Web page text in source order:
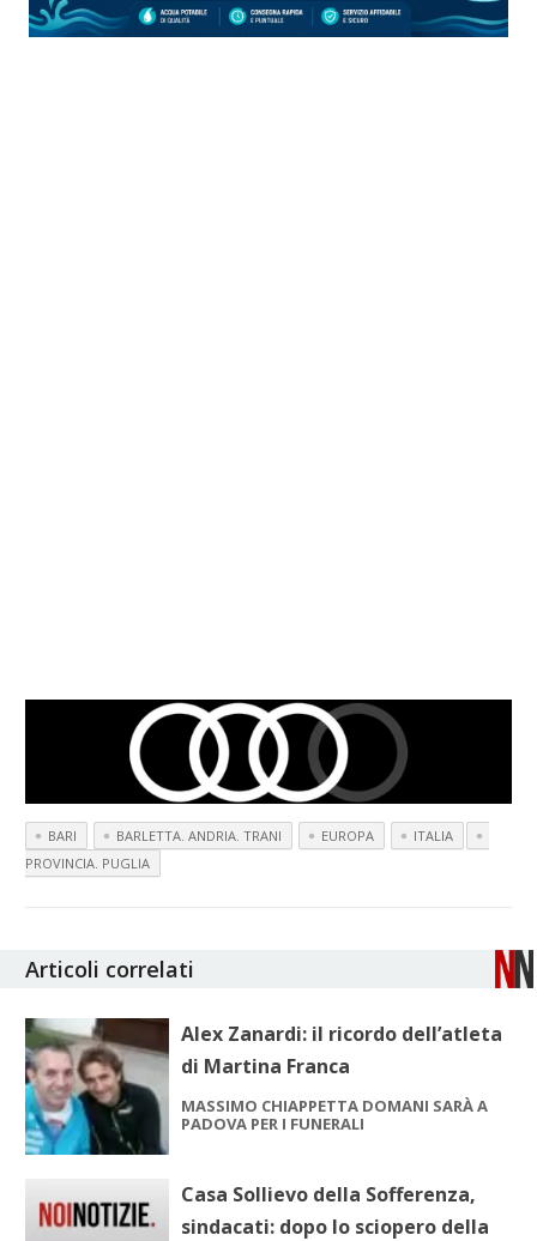
BARI BARLETTA. ANDRIA. TRANI EUROPA
ITALIA
PROVINCIA. PUGLIA
Articoli correlati
Alex Zanardi: il ricordo dell’atleta
di Martina Franca
MASSIMO CHIAPPETTA DOMANI SARÀ A
PADOVA PER I FUNERALI
Casa Sollievo della Sofferenza,
sindacati: dopo lo sciopero della